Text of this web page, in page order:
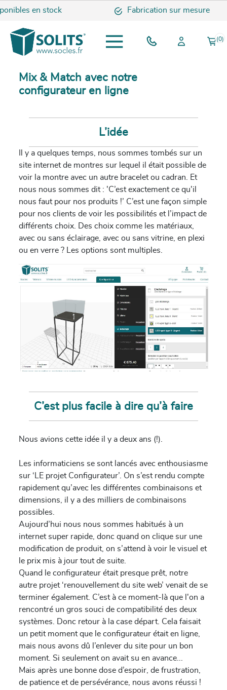
en stock Fabrication sur mesure
(0)
Mix & Match avec notre
configurateur en ligne
L’idée
Il y a quelques temps, nous sommes tombés sur un
site internet de montres sur lequel il était possible de
voir la montre avec un autre bracelet ou cadran. Et
nous nous sommes dit : 'C’est exactement ce qu'il
nous faut pour nos produits !’ C’est une façon simple
pour nos clients de voir les possibilités et l’impact de
différents choix. Des choix comme les matériaux,
avec ou sans éclairage, avec ou sans vitrine, en plexi
ou en verre ? Les options sont multiples.
C’est plus facile à dire qu’à faire
Nous avions cette idée il y a deux ans (!).
Les informaticiens se sont lancés avec enthousiasme
sur ‘LE projet Configurateur’. On s’est rendu compte
rapidement qu’avec les différentes combinaisons et
dimensions, il y a des milliers de combinaisons
possibles.
Aujourd’hui nous nous sommes habitués à un
internet super rapide, donc quand on clique sur une
modification de produit, on s’attend à voir le visuel et
le prix mis à jour tout de suite.
Quand le configurateur était presque prêt, notre
autre projet ‘renouvellement du site web’ venait de se
terminer également. C’est à ce moment-là que l'on a
rencontré un gros souci de compatibilité des deux
systèmes. Donc retour à la case départ. Cela faisait
un petit moment que le configurateur était en ligne,
mais nous avons dû l’enlever du site pour un bon
moment. Si seulement on avait su en avance...
Mais après une bonne dose d’espoir, de frustration,
de patience et de persévérance, nous avons réussi !